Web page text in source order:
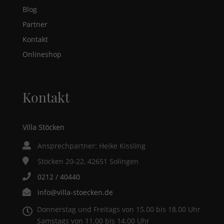
Blog
Partner
Kontakt
Onlineshop
Kontakt
Villa Stöcken
Ansprechpartner: Heike Kissling
Stöcken 20-22, 42651 Solingen
0212 / 40440
info@villa-stoecken.de
Donnerstag und Freitags von 15.00 bis 18.00 Uhr
Samstags von 11.00 bis 14.00 Uhr